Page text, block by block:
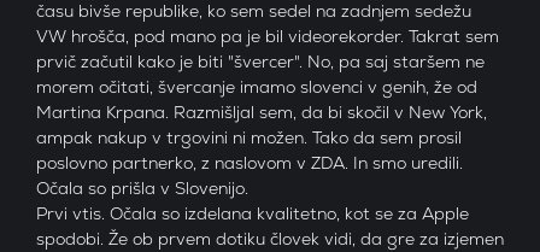
času bivše republike, ko sem sedel na zadnjem sedežu
VW hrošča, pod mano pa je bil videorekorder. Takrat sem
prvič začutil kako je biti "švercer". No, pa saj staršem ne
morem očitati, švercanje imamo slovenci v genih, že od
Martina Krpana. Razmišljal sem, da bi skočil v New York,
ampak nakup v trgovini ni možen. Tako da sem prosil
poslovno partnerko, z naslovom v ZDA. In smo uredili.
Očala so prišla v Slovenijo.
Prvi vtis. Očala so izdelana kvalitetno, kot se za Apple
spodobi. Že ob prvem dotiku človek vidi, da gre za izjemen